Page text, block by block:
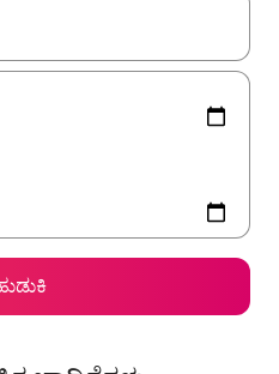
ಮತ್ತು ಡೌನ್ ಬಾಣದ ಕೀಲಿಗಳೊಂದಿಗೆ